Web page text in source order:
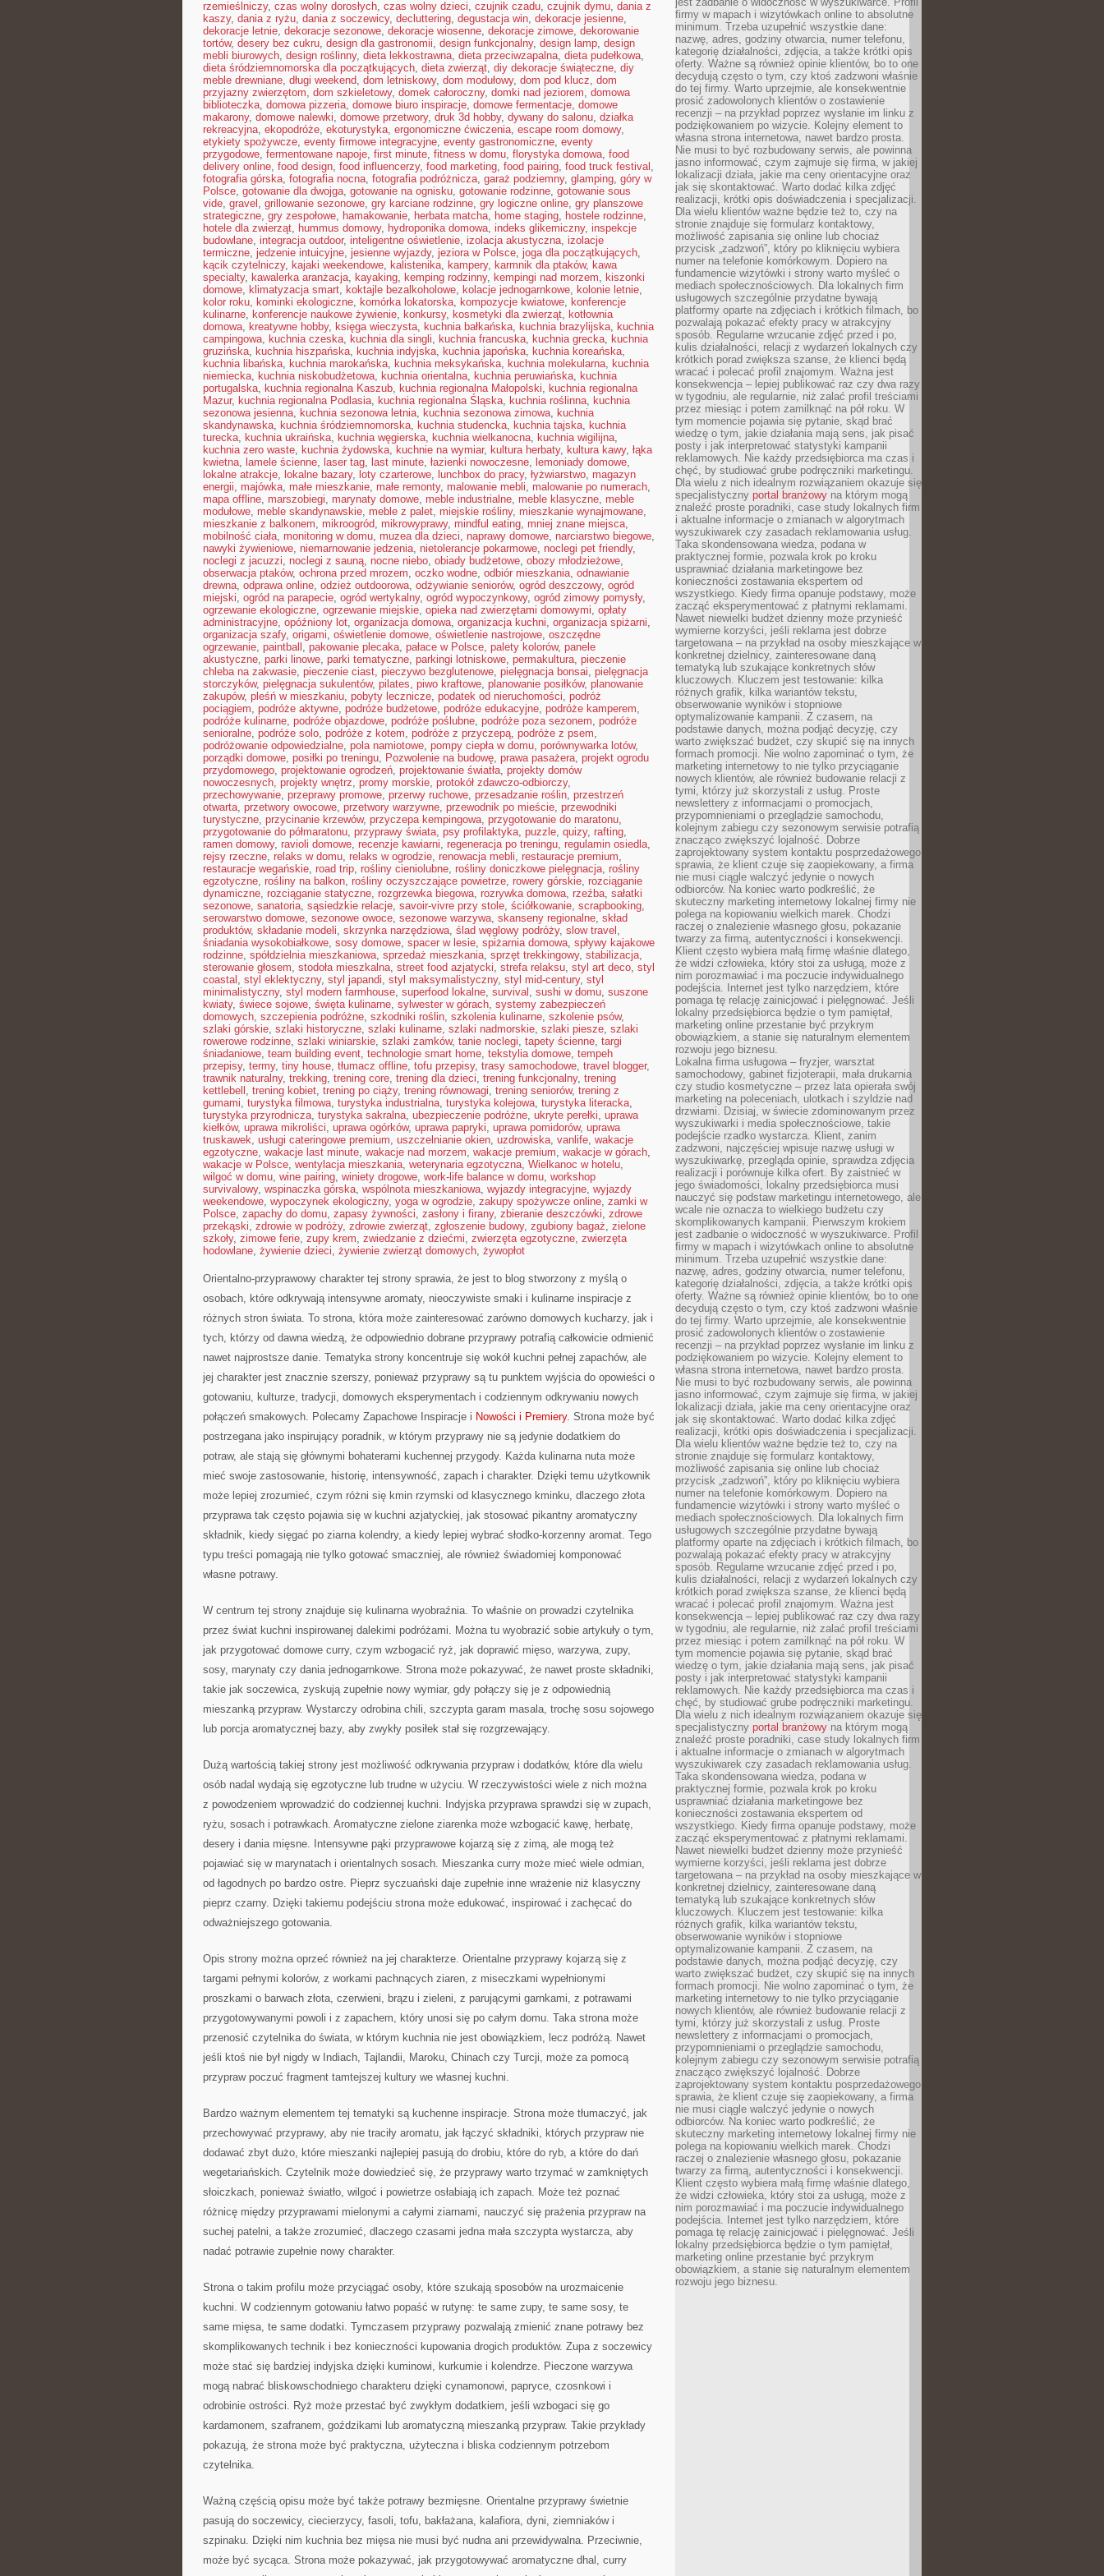
rzemieślniczy, czas wolny dorosłych, czas wolny dzieci, czujnik czadu, czujnik dymu, dania z
kaszy, dania z ryżu, dania z soczewicy, decluttering, degustacja win, dekoracje jesienne,
dekoracje letnie, dekoracje sezonowe, dekoracje wiosenne, dekoracje zimowe, dekorowanie
tortów, desery bez cukru, design dla gastronomii, design funkcjonalny, design lamp, design
mebli biurowych, design roślinny, dieta lekkostrawna, dieta przeciwzapalna, dieta pudełkowa,
dieta śródziemnomorska dla początkujących, dieta zwierząt, diy dekoracje świąteczne, diy
meble drewniane, długi weekend, dom letniskowy, dom modułowy, dom pod klucz, dom
przyjazny zwierzętom, dom szkieletowy, domek całoroczny, domki nad jeziorem, domowa
biblioteczka, domowa pizzeria, domowe biuro inspiracje, domowe fermentacje, domowe
makarony, domowe nalewki, domowe przetwory, druk 3d hobby, dywany do salonu, działka
rekreacyjna, ekopodróże, ekoturystyka, ergonomiczne ćwiczenia, escape room domowy,
etykiety spożywcze, eventy firmowe integracyjne, eventy gastronomiczne, eventy
przygodowe, fermentowane napoje, first minute, fitness w domu, florystyka domowa, food
delivery online, food design, food influencerzy, food marketing, food pairing, food truck festival ,
fotografia górska, fotografia nocna, fotografia podróżnicza, garaż podziemny, glamping, góry w
Polsce, gotowanie dla dwojga, gotowanie na ognisku, gotowanie rodzinne, gotowanie sous
vide, gravel , grillowanie sezonowe, gry karciane rodzinne, gry logiczne online, gry planszowe
strategiczne, gry zespołowe, hamakowanie, herbata matcha, home staging, hostele rodzinne,
hotele dla zwierząt, hummus domowy, hydroponika domowa, indeks glikemiczny, inspekcje
budowlane, integracja outdoor, inteligentne oświetlenie, izolacja akustyczna, izolacje
termiczne, jedzenie intuicyjne, jesienne wyjazdy, jeziora w Polsce, joga dla początkujących,
kącik czytelniczy, kajaki weekendowe, kalistenika, kampery, karmnik dla ptaków, kawa
specialty, kawalerka aranżacja, kayaking, kemping rodzinny, kempingi nad morzem, kiszonki
domowe, klimatyzacja smart, koktajle bezalkoholowe, kolacje jednogarnkowe, kolonie letnie,
kolor roku, kominki ekologiczne, komórka lokatorska, kompozycje kwiatowe, konferencje
kulinarne, konferencje naukowe żywienie, konkursy, kosmetyki dla zwierząt, kotłownia
domowa, kreatywne hobby, księga wieczysta, kuchnia bałkańska, kuchnia brazylijska, kuchnia
campingowa, kuchnia czeska, kuchnia dla singli, kuchnia francuska, kuchnia grecka, kuchnia
gruzińska, kuchnia hiszpańska, kuchnia indyjska, kuchnia japońska, kuchnia koreańska,
kuchnia libańska, kuchnia marokańska, kuchnia meksykańska, kuchnia molekularna, kuchnia
niemiecka, kuchnia niskobudżetowa, kuchnia orientalna, kuchnia peruwiańska, kuchnia
portugalska, kuchnia regionalna Kaszub, kuchnia regionalna Małopolski, kuchnia regionalna
Mazur, kuchnia regionalna Podlasia, kuchnia regionalna Śląska, kuchnia roślinna, kuchnia
sezonowa jesienna, kuchnia sezonowa letnia, kuchnia sezonowa zimowa, kuchnia
skandynawska, kuchnia śródziemnomorska, kuchnia studencka, kuchnia tajska, kuchnia
turecka, kuchnia ukraińska, kuchnia węgierska, kuchnia wielkanocna, kuchnia wigilijna,
kuchnia zero waste, kuchnia żydowska, kuchnie na wymiar, kultura herbaty, kultura kawy, łąka
kwietna, lamele ścienne, laser tag, last minute, łazienki nowoczesne, lemoniady domowe,
lokalne atrakcje, lokalne bazary, loty czarterowe, lunchbox do pracy, łyżwiarstwo, magazyn
energii, majówka, małe mieszkanie, małe remonty, malowanie mebli, malowanie po numerach,
mapa offline, marszobiegi, marynaty domowe, meble industrialne, meble klasyczne, meble
modułowe, meble skandynawskie, meble z palet, miejskie rośliny, mieszkanie wynajmowane,
mieszkanie z balkonem, mikroogród, mikrowyprawy, mindful eating, mniej znane miejsca,
mobilność ciała, monitoring w domu, muzea dla dzieci, naprawy domowe, narciarstwo biegowe,
nawyki żywieniowe, niemarnowanie jedzenia, nietolerancje pokarmowe, noclegi pet friendly,
noclegi z jacuzzi, noclegi z sauną, nocne niebo, obiady budżetowe, obozy młodzieżowe,
obserwacja ptaków, ochrona przed mrozem, oczko wodne, odbiór mieszkania, odnawianie
drewna, odprawa online, odzież outdoorowa, odżywianie seniorów, ogród deszczowy, ogród
miejski, ogród na parapecie, ogród wertykalny, ogród wypoczynkowy, ogród zimowy pomysły,
ogrzewanie ekologiczne, ogrzewanie miejskie, opieka nad zwierzętami domowymi, opłaty
administracyjne, opóźniony lot, organizacja domowa, organizacja kuchni, organizacja spiżarni,
organizacja szafy, origami, oświetlenie domowe, oświetlenie nastrojowe, oszczędne
ogrzewanie, paintball , pakowanie plecaka, pałace w Polsce, palety kolorów, panele
akustyczne, parki linowe, parki tematyczne, parkingi lotniskowe, permakultura, pieczenie
chleba na zakwasie, pieczenie ciast, pieczywo bezglutenowe, pielęgnacja bonsai, pielęgnacja
storczyków, pielęgnacja sukulentów, pilates, piwo kraftowe, planowanie posiłków, planowanie
zakupów, pleśń w mieszkaniu, pobyty lecznicze, podatek od nieruchomości, podróż
pociągiem, podróże aktywne, podróże budżetowe, podróże edukacyjne, podróże kamperem,
podróże kulinarne, podróże objazdowe, podróże poślubne, podróże poza sezonem, podróże
senioralne, podróże solo, podróże z kotem, podróże z przyczepą, podróże z psem,
podróżowanie odpowiedzialne, pola namiotowe, pompy ciepła w domu, porównywarka lotów,
porządki domowe, posiłki po treningu, Pozwolenie na budowę, prawa pasażera, projekt ogrodu
przydomowego, projektowanie ogrodzeń, projektowanie światła, projekty domów
nowoczesnych, projekty wnętrz, promy morskie, protokół zdawczo-odbiorczy,
przechowywanie, przeprawy promowe, przerwy ruchowe, przesadzanie roślin, przestrzeń
otwarta, przetwory owocowe, przetwory warzywne, przewodnik po mieście, przewodniki
turystyczne, przycinanie krzewów, przyczepa kempingowa, przygotowanie do maratonu,
przygotowanie do półmaratonu, przyprawy świata, psy profilaktyka, puzzle, quizy, rafting,
ramen domowy, ravioli domowe, recenzje kawiarni, regeneracja po treningu, regulamin osiedla,
rejsy rzeczne, relaks w domu, relaks w ogrodzie, renowacja mebli, restauracje premium,
restauracje wegańskie, road trip, rośliny cieniolubne, rośliny doniczkowe pielęgnacja, rośliny
egzotyczne, rośliny na balkon, rośliny oczyszczające powietrze, rowery górskie, rozciąganie
dynamiczne, rozciąganie statyczne, rozgrzewka biegowa, rozrywka domowa, rzeźba, sałatki
sezonowe, sanatoria, sąsiedzkie relacje, savoir-vivre przy stole, ściółkowanie, scrapbooking,
serowarstwo domowe, sezonowe owoce, sezonowe warzywa, skanseny regionalne, skład
produktów, składanie modeli, skrzynka narzędziowa, ślad węglowy podróży, slow travel ,
śniadania wysokobiałkowe, sosy domowe, spacer w lesie, spiżarnia domowa, spływy kajakowe
rodzinne, spółdzielnia mieszkaniowa, sprzedaż mieszkania, sprzęt trekkingowy, stabilizacja,
sterowanie głosem, stodoła mieszkalna, street food azjatycki, strefa relaksu, styl art deco, styl
coastal , styl eklektyczny, styl japandi, styl maksymalistyczny, styl mid-century, styl
minimalistyczny, styl modern farmhouse, superfood lokalne, survival , sushi w domu, suszone
kwiaty, świece sojowe, święta kulinarne, sylwester w górach, systemy zabezpieczeń
domowych, szczepienia podróżne, szkodniki roślin, szkolenia kulinarne, szkolenie psów,
szlaki górskie, szlaki historyczne, szlaki kulinarne, szlaki nadmorskie, szlaki piesze, szlaki
rowerowe rodzinne, szlaki winiarskie, szlaki zamków, tanie noclegi, tapety ścienne, targi
śniadaniowe, team building event, technologie smart home, tekstylia domowe, tempeh
przepisy, termy, tiny house, tłumacz offline, tofu przepisy, trasy samochodowe, travel blogger,
trawnik naturalny, trekking, trening core, trening dla dzieci, trening funkcjonalny, trening
kettlebell , trening kobiet, trening po ciąży, trening równowagi, trening seniorów, trening z
gumami, turystyka filmowa, turystyka industrialna, turystyka kolejowa, turystyka literacka,
turystyka przyrodnicza, turystyka sakralna, ubezpieczenie podróżne, ukryte perełki, uprawa
kiełków, uprawa mikroliści, uprawa ogórków, uprawa papryki, uprawa pomidorów, uprawa
truskawek, usługi cateringowe premium, uszczelnianie okien, uzdrowiska, vanlife, wakacje
egzotyczne, wakacje last minute, wakacje nad morzem, wakacje premium, wakacje w górach,
wakacje w Polsce, wentylacja mieszkania, weterynaria egzotyczna, Wielkanoc w hotelu,
wilgoć w domu, wine pairing, winiety drogowe, work-life balance w domu, workshop
survivalowy, wspinaczka górska, wspólnota mieszkaniowa, wyjazdy integracyjne, wyjazdy
weekendowe, wypoczynek ekologiczny, yoga w ogrodzie, zakupy spożywcze online, zamki w
Polsce, zapachy do domu, zapasy żywności, zasłony i firany, zbieranie deszczówki, zdrowe
przekąski, zdrowie w podróży, zdrowie zwierząt, zgłoszenie budowy, zgubiony bagaż, zielone
szkoły, zimowe ferie, zupy krem, zwiedzanie z dziećmi, zwierzęta egzotyczne, zwierzęta
hodowlane, żywienie dzieci, żywienie zwierząt domowych, żywopłot
Orientalno-przyprawowy charakter tej strony sprawia, że jest to blog stworzony z myślą o
osobach, które odkrywają intensywne aromaty, nieoczywiste smaki i kulinarne inspiracje z
różnych stron świata. To strona, która może zainteresować zarówno domowych kucharzy, jak i
tych, którzy od dawna wiedzą, że odpowiednio dobrane przyprawy potrafią całkowicie odmienić
nawet najprostsze danie. Tematyka strony koncentruje się wokół kuchni pełnej zapachów, ale
jej charakter jest znacznie szerszy, ponieważ przyprawy są tu punktem wyjścia do opowieści o
gotowaniu, kulturze, tradycji, domowych eksperymentach i codziennym odkrywaniu nowych
połączeń smakowych. Polecamy Zapachowe Inspiracje i Nowości i Premiery. Strona może być
postrzegana jako inspirujący poradnik, w którym przyprawy nie są jedynie dodatkiem do
potraw, ale stają się głównymi bohaterami kuchennej przygody. Każda kulinarna nuta może
mieć swoje zastosowanie, historię, intensywność, zapach i charakter. Dzięki temu użytkownik
może lepiej zrozumieć, czym różni się kmin rzymski od klasycznego kminku, dlaczego złota
przyprawa tak często pojawia się w kuchni azjatyckiej, jak stosować pikantny aromatyczny
składnik, kiedy sięgać po ziarna kolendry, a kiedy lepiej wybrać słodko-korzenny aromat. Tego
typu treści pomagają nie tylko gotować smaczniej, ale również świadomiej komponować
własne potrawy.
W centrum tej strony znajduje się kulinarna wyobraźnia. To właśnie on prowadzi czytelnika
przez świat kuchni inspirowanej dalekimi podróżami. Można tu wyobrazić sobie artykuły o tym,
jak przygotować domowe curry, czym wzbogacić ryż, jak doprawić mięso, warzywa, zupy,
sosy, marynaty czy dania jednogarnkowe. Strona może pokazywać, że nawet proste składniki,
takie jak soczewica, zyskują zupełnie nowy wymiar, gdy połączy się je z odpowiednią
mieszanką przypraw. Wystarczy odrobina chili, szczypta garam masala, trochę sosu sojowego
lub porcja aromatycznej bazy, aby zwykły posiłek stał się rozgrzewający.
Dużą wartością takiej strony jest możliwość odkrywania przypraw i dodatków, które dla wielu
osób nadal wydają się egzotyczne lub trudne w użyciu. W rzeczywistości wiele z nich można
z powodzeniem wprowadzić do codziennej kuchni. Indyjska przyprawa sprawdzi się w zupach,
ryżu, sosach i potrawkach. Aromatyczne zielone ziarenka może wzbogacić kawę, herbatę,
desery i dania mięsne. Intensywne pąki przyprawowe kojarzą się z zimą, ale mogą też
pojawiać się w marynatach i orientalnych sosach. Mieszanka curry może mieć wiele odmian,
od łagodnych po bardzo ostre. Pieprz syczuański daje zupełnie inne wrażenie niż klasyczny
pieprz czarny. Dzięki takiemu podejściu strona może edukować, inspirować i zachęcać do
odważniejszego gotowania.
Opis strony można oprzeć również na jej charakterze. Orientalne przyprawy kojarzą się z
targami pełnymi kolorów, z workami pachnących ziaren, z miseczkami wypełnionymi
proszkami o barwach złota, czerwieni, brązu i zieleni, z parującymi garnkami, z potrawami
przygotowywanymi powoli i z zapachem, który unosi się po całym domu. Taka strona może
przenosić czytelnika do świata, w którym kuchnia nie jest obowiązkiem, lecz podróżą. Nawet
jeśli ktoś nie był nigdy w Indiach, Tajlandii, Maroku, Chinach czy Turcji, może za pomocą
przypraw poczuć fragment tamtejszej kultury we własnej kuchni.
Bardzo ważnym elementem tej tematyki są kuchenne inspiracje. Strona może tłumaczyć, jak
przechowywać przyprawy, aby nie traciły aromatu, jak łączyć składniki, których przypraw nie
dodawać zbyt dużo, które mieszanki najlepiej pasują do drobiu, które do ryb, a które do dań
wegetariańskich. Czytelnik może dowiedzieć się, że przyprawy warto trzymać w zamkniętych
słoiczkach, ponieważ światło, wilgoć i powietrze osłabiają ich zapach. Może też poznać
różnicę między przyprawami mielonymi a całymi ziarnami, nauczyć się prażenia przypraw na
suchej patelni, a także zrozumieć, dlaczego czasami jedna mała szczypta wystarcza, aby
nadać potrawie zupełnie nowy charakter.
Strona o takim profilu może przyciągać osoby, które szukają sposobów na urozmaicenie
kuchni. W codziennym gotowaniu łatwo popaść w rutynę: te same zupy, te same sosy, te
same mięsa, te same dodatki. Tymczasem przyprawy pozwalają zmienić znane potrawy bez
skomplikowanych technik i bez konieczności kupowania drogich produktów. Zupa z soczewicy
może stać się bardziej indyjska dzięki kuminowi, kurkumie i kolendrze. Pieczone warzywa
mogą nabrać bliskowschodniego charakteru dzięki cynamonowi, papryce, czosnkowi i
odrobinie ostrości. Ryż może przestać być zwykłym dodatkiem, jeśli wzbogaci się go
kardamonem, szafranem, goździkami lub aromatyczną mieszanką przypraw. Takie przykłady
pokazują, że strona może być praktyczna, użyteczna i bliska codziennym potrzebom
czytelnika.
Ważną częścią opisu może być także potrawy bezmięsne. Orientalne przyprawy świetnie
pasują do soczewicy, ciecierzycy, fasoli, tofu, bakłażana, kalafiora, dyni, ziemniaków i
szpinaku. Dzięki nim kuchnia bez mięsa nie musi być nudna ani przewidywalna. Przeciwnie,
może być sycąca. Strona może pokazywać, jak przygotowywać aromatyczne dhal, curry
firmy w mapach i wizytówkach online to absolutne
minimum. Trzeba uzupełnić wszystkie dane:
nazwę, adres, godziny otwarcia, numer telefonu,
kategorię działalności, zdjęcia, a także krótki opis
oferty. Ważne są również opinie klientów, bo to one
decydują często o tym, czy ktoś zadzwoni właśnie
do tej firmy. Warto uprzejmie, ale konsekwentnie
prosić zadowolonych klientów o zostawienie
recenzji – na przykład poprzez wysłanie im linku z
podziękowaniem po wizycie. Kolejny element to
własna strona internetowa, nawet bardzo prosta.
Nie musi to być rozbudowany serwis, ale powinna
jasno informować, czym zajmuje się firma, w jakiej
lokalizacji działa, jakie ma ceny orientacyjne oraz
jak się skontaktować. Warto dodać kilka zdjęć
realizacji, krótki opis doświadczenia i specjalizacji.
Dla wielu klientów ważne będzie też to, czy na
stronie znajduje się formularz kontaktowy,
możliwość zapisania się online lub chociaż
przycisk „zadzwoń”, który po kliknięciu wybiera
numer na telefonie komórkowym. Dopiero na
fundamencie wizytówki i strony warto myśleć o
mediach społecznościowych. Dla lokalnych firm
usługowych szczególnie przydatne bywają
platformy oparte na zdjęciach i krótkich filmach, bo
pozwalają pokazać efekty pracy w atrakcyjny
sposób. Regularne wrzucanie zdjęć przed i po,
kulis działalności, relacji z wydarzeń lokalnych czy
krótkich porad zwiększa szanse, że klienci będą
wracać i polecać profil znajomym. Ważna jest
konsekwencja – lepiej publikować raz czy dwa razy
w tygodniu, ale regularnie, niż zalać profil treściami
przez miesiąc i potem zamilknąć na pół roku. W
tym momencie pojawia się pytanie, skąd brać
wiedzę o tym, jakie działania mają sens, jak pisać
posty i jak interpretować statystyki kampanii
reklamowych. Nie każdy przedsiębiorca ma czas i
chęć, by studiować grube podręczniki marketingu.
Dla wielu z nich idealnym rozwiązaniem okazuje się
specjalistyczny portal branżowy na którym mogą
znaleźć proste poradniki, case study lokalnych firm
i aktualne informacje o zmianach w algorytmach
wyszukiwarek czy zasadach reklamowania usług.
Taka skondensowana wiedza, podana w
praktycznej formie, pozwala krok po kroku
usprawniać działania marketingowe bez
konieczności zostawania ekspertem od
wszystkiego. Kiedy firma opanuje podstawy, może
zacząć eksperymentować z płatnymi reklamami.
Nawet niewielki budżet dzienny może przynieść
wymierne korzyści, jeśli reklama jest dobrze
targetowana – na przykład na osoby mieszkające w
konkretnej dzielnicy, zainteresowane daną
tematyką lub szukające konkretnych słów
kluczowych. Kluczem jest testowanie: kilka
różnych grafik, kilka wariantów tekstu,
obserwowanie wyników i stopniowe
optymalizowanie kampanii. Z czasem, na
podstawie danych, można podjąć decyzję, czy
warto zwiększać budżet, czy skupić się na innych
formach promocji. Nie wolno zapominać o tym, że
marketing internetowy to nie tylko przyciąganie
nowych klientów, ale również budowanie relacji z
tymi, którzy już skorzystali z usług. Proste
newslettery z informacjami o promocjach,
przypomnieniami o przeglądzie samochodu,
kolejnym zabiegu czy sezonowym serwisie potrafią
znacząco zwiększyć lojalność. Dobrze
zaprojektowany system kontaktu posprzedażowego
sprawia, że klient czuje się zaopiekowany, a firma
nie musi ciągle walczyć jedynie o nowych
odbiorców. Na koniec warto podkreślić, że
skuteczny marketing internetowy lokalnej firmy nie
polega na kopiowaniu wielkich marek. Chodzi
raczej o znalezienie własnego głosu, pokazanie
twarzy za firmą, autentyczności i konsekwencji.
Klient często wybiera małą firmę właśnie dlatego,
że widzi człowieka, który stoi za usługą, może z
nim porozmawiać i ma poczucie indywidualnego
podejścia. Internet jest tylko narzędziem, które
pomaga tę relację zainicjować i pielęgnować. Jeśli
lokalny przedsiębiorca będzie o tym pamiętał,
marketing online przestanie być przykrym
obowiązkiem, a stanie się naturalnym elementem
rozwoju jego biznesu.
Lokalna firma usługowa – fryzjer, warsztat
samochodowy, gabinet fizjoterapii, mała drukarnia
czy studio kosmetyczne – przez lata opierała swój
marketing na poleceniach, ulotkach i szyldzie nad
drzwiami. Dzisiaj, w świecie zdominowanym przez
wyszukiwarki i media społecznościowe, takie
podejście rzadko wystarcza. Klient, zanim
zadzwoni, najczęściej wpisuje nazwę usługi w
wyszukiwarkę, przegląda opinie, sprawdza zdjęcia
realizacji i porównuje kilka ofert. By zaistnieć w
jego świadomości, lokalny przedsiębiorca musi
nauczyć się podstaw marketingu internetowego, ale
wcale nie oznacza to wielkiego budżetu czy
skomplikowanych kampanii. Pierwszym krokiem
jest zadbanie o widoczność w wyszukiwarce. Profil
firmy w mapach i wizytówkach online to absolutne
minimum. Trzeba uzupełnić wszystkie dane:
nazwę, adres, godziny otwarcia, numer telefonu,
kategorię działalności, zdjęcia, a także krótki opis
oferty. Ważne są również opinie klientów, bo to one
decydują często o tym, czy ktoś zadzwoni właśnie
do tej firmy. Warto uprzejmie, ale konsekwentnie
prosić zadowolonych klientów o zostawienie
recenzji – na przykład poprzez wysłanie im linku z
podziękowaniem po wizycie. Kolejny element to
własna strona internetowa, nawet bardzo prosta.
Nie musi to być rozbudowany serwis, ale powinna
jasno informować, czym zajmuje się firma, w jakiej
lokalizacji działa, jakie ma ceny orientacyjne oraz
jak się skontaktować. Warto dodać kilka zdjęć
realizacji, krótki opis doświadczenia i specjalizacji.
Dla wielu klientów ważne będzie też to, czy na
stronie znajduje się formularz kontaktowy,
możliwość zapisania się online lub chociaż
przycisk „zadzwoń”, który po kliknięciu wybiera
numer na telefonie komórkowym. Dopiero na
fundamencie wizytówki i strony warto myśleć o
mediach społecznościowych. Dla lokalnych firm
usługowych szczególnie przydatne bywają
platformy oparte na zdjęciach i krótkich filmach, bo
pozwalają pokazać efekty pracy w atrakcyjny
sposób. Regularne wrzucanie zdjęć przed i po,
kulis działalności, relacji z wydarzeń lokalnych czy
krótkich porad zwiększa szanse, że klienci będą
wracać i polecać profil znajomym. Ważna jest
konsekwencja – lepiej publikować raz czy dwa razy
w tygodniu, ale regularnie, niż zalać profil treściami
przez miesiąc i potem zamilknąć na pół roku. W
tym momencie pojawia się pytanie, skąd brać
wiedzę o tym, jakie działania mają sens, jak pisać
posty i jak interpretować statystyki kampanii
reklamowych. Nie każdy przedsiębiorca ma czas i
chęć, by studiować grube podręczniki marketingu.
Dla wielu z nich idealnym rozwiązaniem okazuje się
specjalistyczny portal branżowy na którym mogą
znaleźć proste poradniki, case study lokalnych firm
i aktualne informacje o zmianach w algorytmach
wyszukiwarek czy zasadach reklamowania usług.
Taka skondensowana wiedza, podana w
praktycznej formie, pozwala krok po kroku
usprawniać działania marketingowe bez
konieczności zostawania ekspertem od
wszystkiego. Kiedy firma opanuje podstawy, może
zacząć eksperymentować z płatnymi reklamami.
Nawet niewielki budżet dzienny może przynieść
wymierne korzyści, jeśli reklama jest dobrze
targetowana – na przykład na osoby mieszkające w
konkretnej dzielnicy, zainteresowane daną
tematyką lub szukające konkretnych słów
kluczowych. Kluczem jest testowanie: kilka
różnych grafik, kilka wariantów tekstu,
obserwowanie wyników i stopniowe
optymalizowanie kampanii. Z czasem, na
podstawie danych, można podjąć decyzję, czy
warto zwiększać budżet, czy skupić się na innych
formach promocji. Nie wolno zapominać o tym, że
marketing internetowy to nie tylko przyciąganie
nowych klientów, ale również budowanie relacji z
tymi, którzy już skorzystali z usług. Proste
newslettery z informacjami o promocjach,
przypomnieniami o przeglądzie samochodu,
kolejnym zabiegu czy sezonowym serwisie potrafią
znacząco zwiększyć lojalność. Dobrze
zaprojektowany system kontaktu posprzedażowego
sprawia, że klient czuje się zaopiekowany, a firma
nie musi ciągle walczyć jedynie o nowych
odbiorców. Na koniec warto podkreślić, że
skuteczny marketing internetowy lokalnej firmy nie
polega na kopiowaniu wielkich marek. Chodzi
raczej o znalezienie własnego głosu, pokazanie
twarzy za firmą, autentyczności i konsekwencji.
Klient często wybiera małą firmę właśnie dlatego,
że widzi człowieka, który stoi za usługą, może z
nim porozmawiać i ma poczucie indywidualnego
podejścia. Internet jest tylko narzędziem, które
pomaga tę relację zainicjować i pielęgnować. Jeśli
lokalny przedsiębiorca będzie o tym pamiętał,
marketing online przestanie być przykrym
obowiązkiem, a stanie się naturalnym elementem
rozwoju jego biznesu.